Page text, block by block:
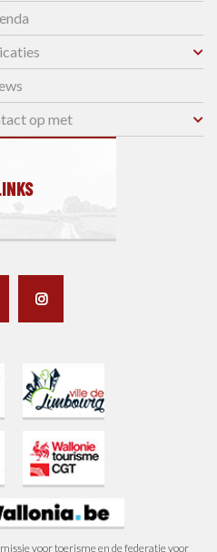
op met
voor toerisme en de federatie voor